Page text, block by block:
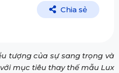
Chia sẻ
tượng của sự sang trọng và
mục tiêu thay thế mẫu Lux